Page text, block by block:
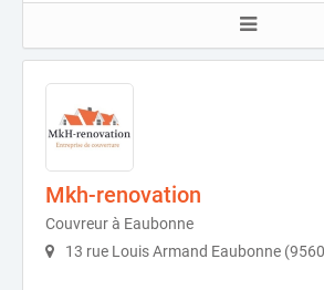
Mkh-renovation
Couvreur à Eaubonne
13 rue Louis Armand Eaubonne